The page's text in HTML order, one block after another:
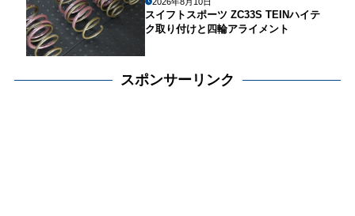
2026年8月10日
スイフトスポーツ ZC33S TEINハイテ
ク取り付けと四輪アライメント
スポンサーリンク